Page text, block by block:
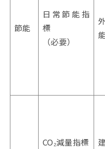
節能
日常節能指
標
（必要）
CO₂減量指標